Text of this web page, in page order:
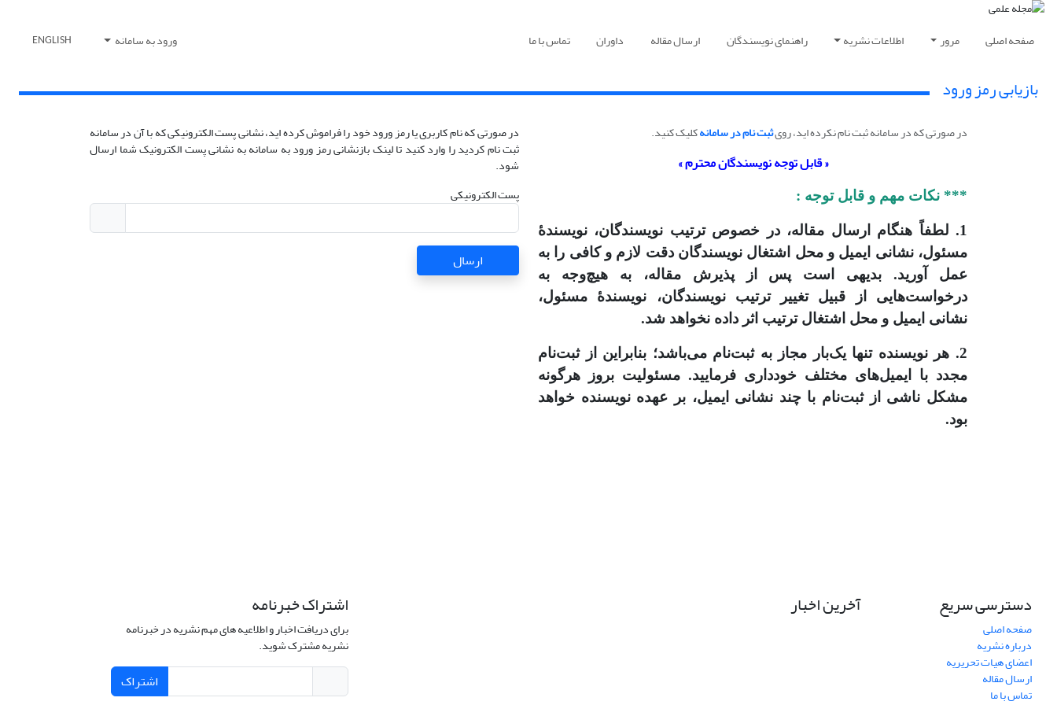
صفحه اصلی مرور اطلاعات نشریه راهنمای نویسندگان ارسال مقاله داوران تماس با ما ورود به سامانه ENGLISH
بازیابی رمز ورود
در صورتی که در سامانه ثبت نام نکرده اید، رویثبت نام در سامانهکلیک کنید.
« قابل توجه نویسندگان محترم »
*** نکات مهم و قابل توجه :
1. لطفاً هنگام ارسال مقاله، در خصوص ترتیب نویسندگان، نویسندهٔ
مسئول، نشانی ایمیل و محل اشتغال نویسندگان دقت لازم و کافی را به
عمل آورید. بدیهی است پس از پذیرش مقاله، به هیچ‌وجه به
درخواست‌هایی از قبیل تغییر ترتیب نویسندگان، نویسندهٔ مسئول،
نشانی ایمیل و محل اشتغال ترتیب اثر داده نخواهد شد.
2. هر نویسنده تنها یک‌بار مجاز به ثبت‌نام می‌باشد؛ بنابراین از ثبت‌نام
مجدد با ایمیل‌های مختلف خودداری فرمایید. مسئولیت بروز هرگونه
مشکل ناشی از ثبت‌نام با چند نشانی ایمیل، بر عهده نویسنده خواهد
بود.
در صورتی که نام کاربری یا رمز ورود خود را فراموش کرده اید، نشانی پست الکترونیکی که با آن در سامانه
ثبت نام کردید را وارد کنید تا لینک بازنشانی رمز ورود به سامانه به نشانی پست الکترونیک شما ارسال
شود.
پست الکترونیکی
ارسال
دسترسی سریع
صفحه اصلی
درباره نشریه
اعضای هیات تحریریه
ارسال مقاله
تماس با ما
آخرین اخبار اشتراک خبرنامه
برای دریافت اخبار و اطلاعیه های مهم نشریه در خبرنامه
نشریه مشترک شوید.
اشتراک